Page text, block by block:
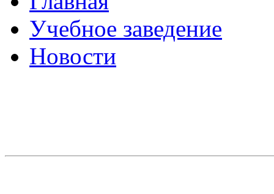
Учебное заведение
Новости